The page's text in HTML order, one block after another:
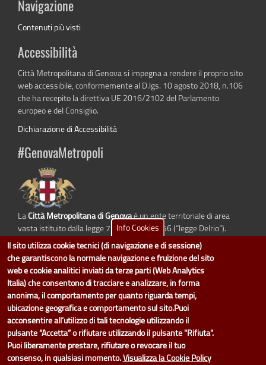
Navigazione
Contenuti più visti
Accessibilità
Città Metropolitana di Genova si impegna a rendere il proprio sito
web accessibile, conformemente al D.lgs. 10 agosto 2018, n.106
che ha recepito la direttiva UE 2016/2102 del Parlamento
europeo e del Consiglio.
Dichiarazione di Accessibilità
#GenovaMetropoli
LaCittà Metropolitana di Genovaè un ente territoriale di area
vasta istituito dalla legge 7 aprile 2014 n. 56 (“legge Delrio”).
Sostituisce la Provincia di Genova.
dati.cittametropolitana.genova.itè il progetto "Open Data" della
Metropolitana di Genova.
Il design e la gestione sono a cura del Servizio Sistemi Informativi. Ogni
Direzione è responsabile per la parte di "dati" e "dataset".
accedi (area riservata)|contatti|privacy| Statistiche
Info Cookies
Il sito utilizza cookie tecnici (di navigazione e di sessione)
che garantiscono la normale navigazione e fruizione del sito
web e cookie analitici inviati da terze parti (Web Analytics
Italia) che consentono di tracciare e analizzare, in forma
anonima, il comportamento per quanto riguarda tempi,
ubicazione geografica e comportamento sul sito.Puoi
acconsentire all’utilizzo di tali tecnologie utilizzando il
pulsante “Accetta” o rifiutare utilizzando il pulsante "Rifiuta".
Puoi liberamente prestare, rifiutare o revocare il tuo
consenso, in qualsiasi momento.Visualizza la Cookie Policy